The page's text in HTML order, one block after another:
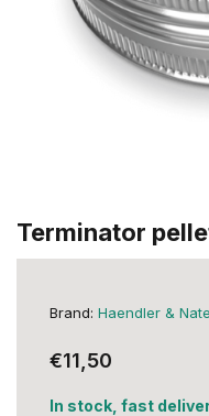
Terminator
Brand: Haendler &
€11,50
In stock, fast